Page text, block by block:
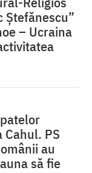
Ștefănescu”
– Ucraina
PS
au
să fie